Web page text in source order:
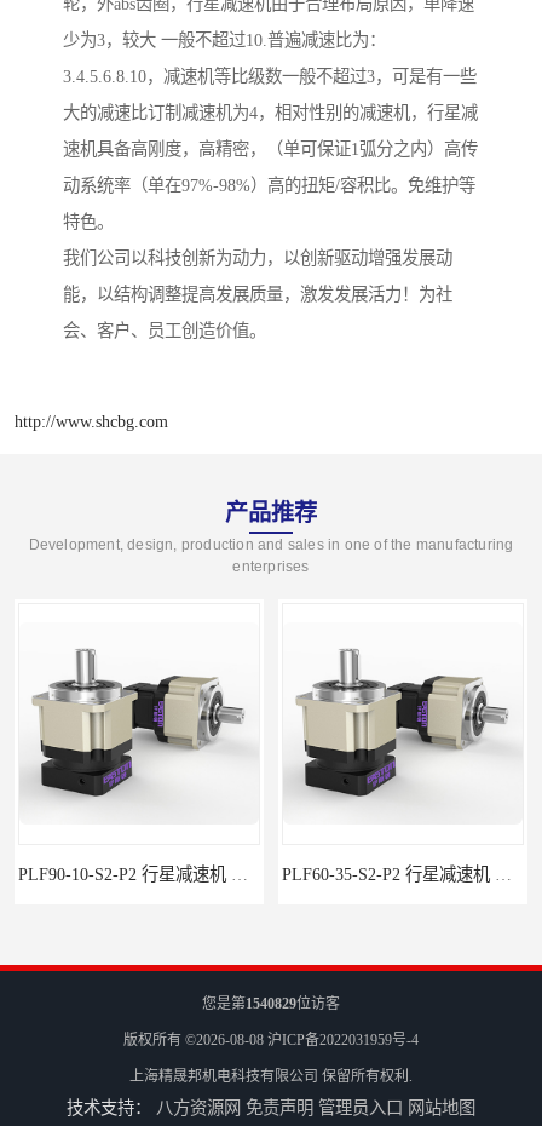
轮，外abs齿圈，行星减速机由于合理布局原因，单降速
少为3，较大 一般不超过10.普遍减速比为：
3.4.5.6.8.10，减速机等比级数一般不超过3，可是有一些
大的减速比订制减速机为4，相对性别的减速机，行星减
速机具备高刚度，高精密，（单可保证1弧分之内）高传
动系统率（单在97%-98%）高的扭矩/容积比。免维护等
特色。
我们公司以科技创新为动力，以创新驱动增强发展动
能，以结构调整提高发展质量，激发发展活力！为社
会、客户、员工创造价值。
http://www.shcbg.com
产品推荐
Development, design, production and sales in one of the manufacturing
enterprises
您是第1540829位访客
版权所有 ©2026-08-08 沪ICP备2022031959号-4
上海精晟邦机电科技有限公司 保留所有权利.
技术支持： 八方资源网 免责声明 管理员入口 网站地图